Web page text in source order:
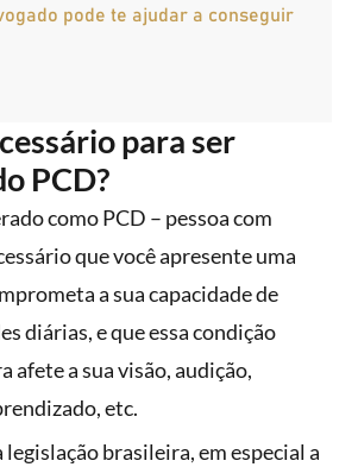
pode te ajudar a conseguir
para ser
PCD?
como PCD – pessoa com
que você apresente uma
a sua capacidade de
diárias, e que essa condição
afete a sua visão, audição,
etc.
legislação brasileira, em especial a